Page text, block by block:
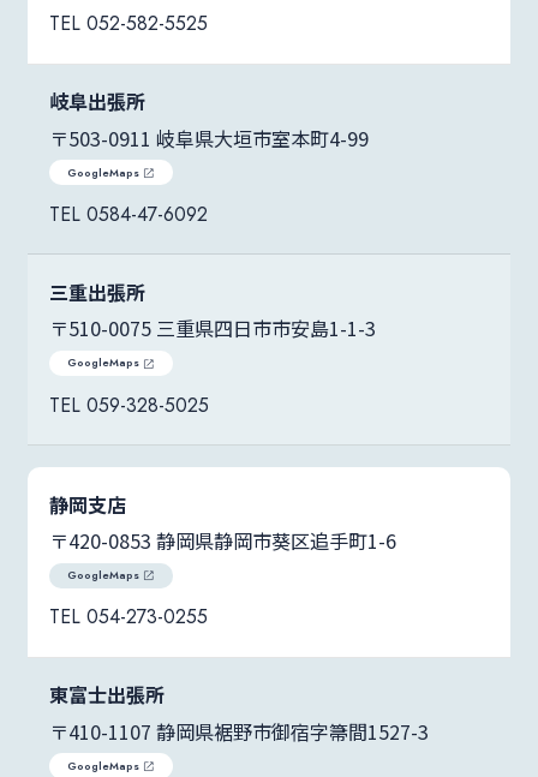
052-582-5525
岐阜出張所
〒503-0911 岐阜県大垣市室本町4-99
GoogleMaps
0584-47-6092
三重出張所
〒510-0075 三重県四日市市安島1-1-3
GoogleMaps
059-328-5025
静岡支店
〒420-0853 静岡県静岡市葵区追手町1-6
GoogleMaps
054-273-0255
東富士出張所
〒410-1107 静岡県裾野市御宿字箒間1527-3
GoogleMaps